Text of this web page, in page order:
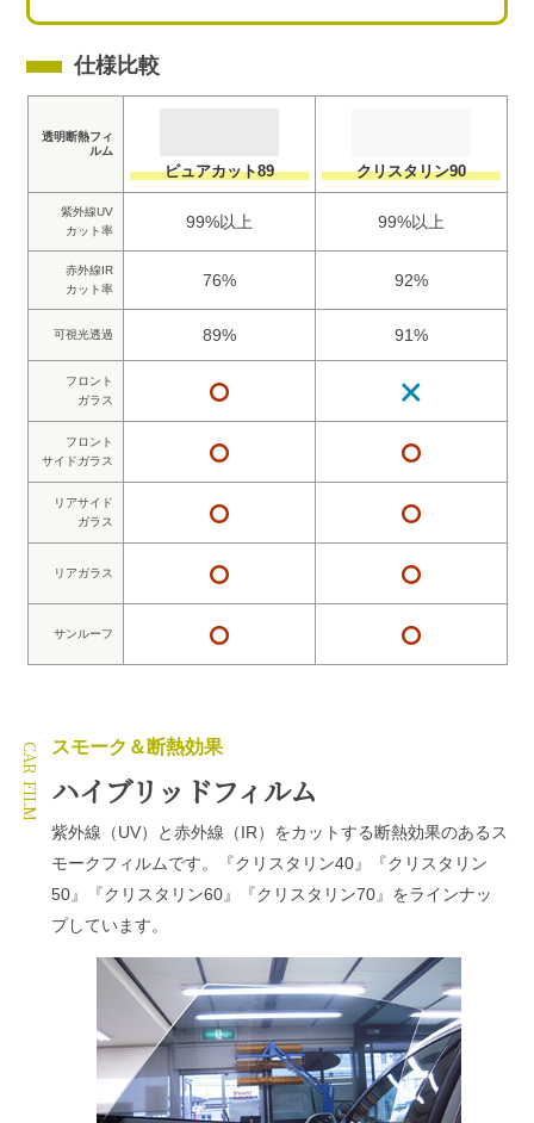
仕様比較
透明断熱フィ
ルム
ピュアカット89 クリスタリン90
紫外線UV
カット率
99%以上 99%以上
赤外線IR
カット率
76% 92%
可視光透過 89% 91%
フロント
ガラス
フロント
サイドガラス
リアサイド
ガラス
リアガラス
サンルーフ
スモーク＆断熱効果
ハイブリッドフィルム
紫外線（UV）と赤外線（IR）をカットする断熱効果のあるス
モークフィルムです。『クリスタリン40』『クリスタリン
50』『クリスタリン60』『クリスタリン70』をラインナッ
プしています。